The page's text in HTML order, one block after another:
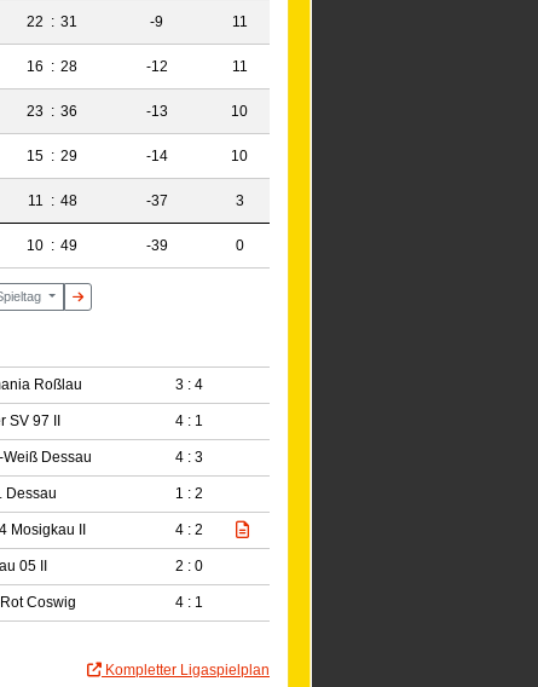
22 : 31 -9 11
16 : 28 -12 11
23 : 36 -13 10
15 : 29 -14 10
11 : 48 -37 3
10 : 49 -39 0
Roßlau 3 : 4
SV 97 II 4 : 1
Weiß Dessau 4 : 3
Dessau 1 : 2
Mosigkau II 4 : 2
05 II 2 : 0
Coswig 4 : 1
Kompletter Ligaspielplan